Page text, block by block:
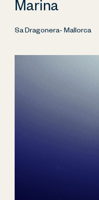
Marina
Sa Dragonera- Mallorca